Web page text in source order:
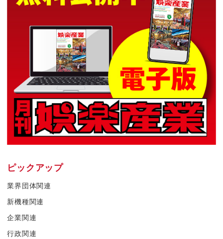
ピックアップ
業界団体関連
新機種関連
企業関連
行政関連